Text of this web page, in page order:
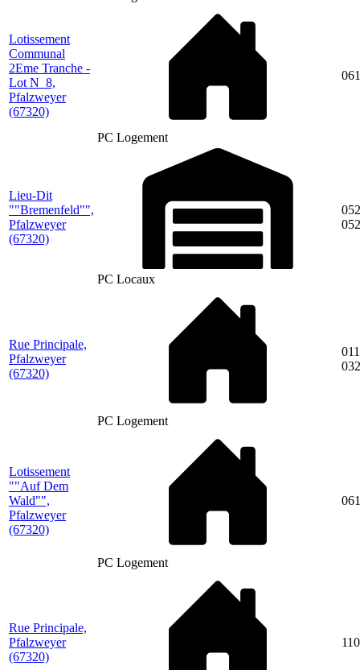
Lotissement
Communal
2Eme Tranche -
Lot N_8,
Pfalzweyer
(67320)
PC Logement
Lieu-Dit
""Bremenfeld"",
Pfalzweyer
(67320)
PC Locaux
Rue Principale,
Pfalzweyer
(67320)
PC Logement
Lotissement
""Auf Dem
Wald"",
Pfalzweyer
(67320)
PC Logement
Rue Principale,
Pfalzweyer
(67320)